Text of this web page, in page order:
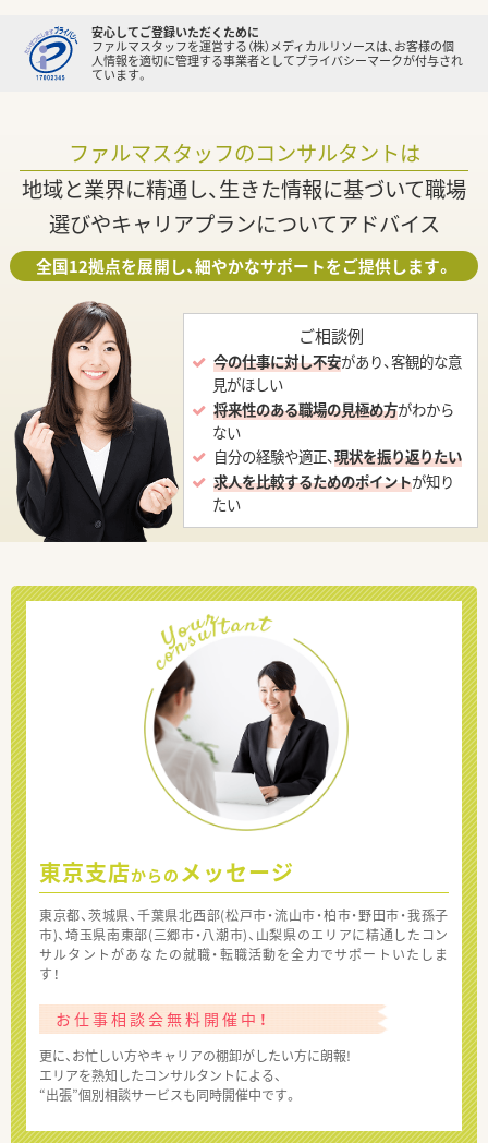
安心してご登録いただくために
ファルマスタッフを運営する（株）メディカルリソースは、お客様の個
人情報を適切に管理する事業者としてプライバシーマークが付与され
ています。
ファルマスタッフのコンサルタントは
地域と業界に精通し、生きた情報に基づいて職場
選びやキャリアプランについてアドバイス
全国12拠点を展開し、細やかなサポートをご提供します。
ご相談例
今の仕事に対し不安があり、客観的な意
見がほしい
将来性のある職場の見極め方がわから
ない
自分の経験や適正、現状を振り返りたい
求人を比較するためのポイントが知り
たい
東京支店からの メッセージ
東京都、茨城県、千葉県北西部(松戸市・流山市・柏市・野田市・我孫子
市)、埼玉県南東部(三郷市・八潮市)、山梨県のエリアに精通したコン
サルタントがあなたの就職・転職活動を全力でサポートいたしま
す！
お仕事相談会無料開催中！
更に、お忙しい方やキャリアの棚卸がしたい方に朗報!
エリアを熟知したコンサルタントによる、
“出張”個別相談サービスも同時開催中です。